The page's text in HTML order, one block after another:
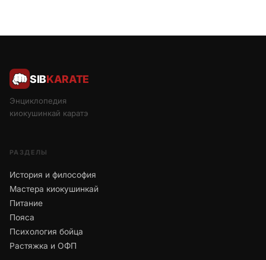
SIBKARATE
Энциклопедия
киокушинкай каратэ
РАЗДЕЛЫ
История и философия
Мастера киокушинкай
Питание
Пояса
Психология бойца
Растяжка и ОФП